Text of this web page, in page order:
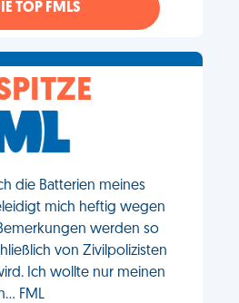
TOP FMLS
die Batterien meines
mich heftig wegen
werden so
von Zivilpolizisten
Ich wollte nur meinen
FML